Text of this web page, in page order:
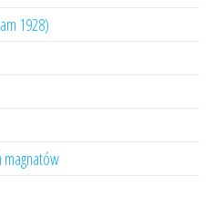
1928)
magnatów